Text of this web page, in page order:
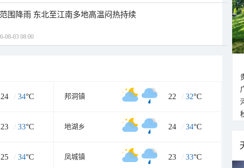
围降雨 东北至江南多地高温闷热持续
08-03 08:00
24 / 34°C 邦洞镇 22 / 32°C
23 / 33°C 地湖乡 24 / 34°C
25 / 34°C 凤城镇 23 / 33°C